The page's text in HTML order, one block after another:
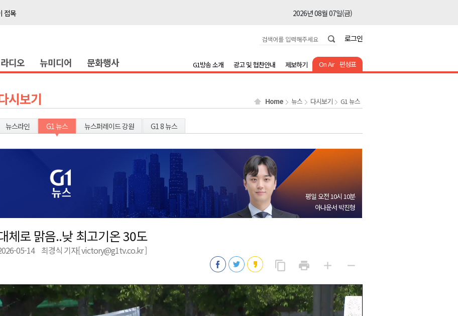
접목
2026년 08월 07일(금)
2026년 08월 07일(금)
2026년 08월 07일(금)
2026년 08월 07일(금)
387명 인사
2026년 08월 07일(금)
목
2026년 08월 07일(금)
책간담회
2026년 08월 07일(금)
초청 특별 강연
2026년 08월 07일(금)
춘천 유치 건의
최
2026년 08월 07일(금)
387명 인사
2026년 08월 07일(금)
로그인
라디오 뉴미디어 문화행사 On Air 편성표
G1방송 소개 광고 및 협찬안내 제보하기
시보기 Home 뉴스 다시보기 G1 뉴스
뉴스라인 G1 뉴스 뉴스퍼레이드 강원 G1 8 뉴스
평일 오전 10시 10분
아나운서 박진형
체로 맑음..낮 최고기온 30도
05-14 최경식 기자[ victory@g1tv.co.kr ]
content_copy
사
print add
게
remove
게